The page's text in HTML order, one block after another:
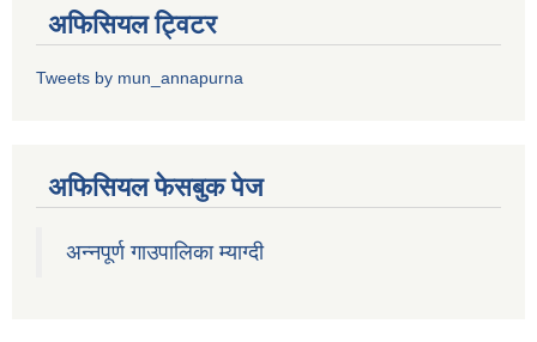
अफिसियल ट्विटर
Tweets by mun_annapurna
अफिसियल फेसबुक पेज
अन्नपूर्ण गाउपालिका म्याग्दी